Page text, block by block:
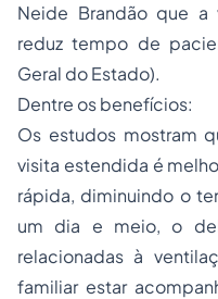
Neide Brandão que a
reduz tempo de
Geral do Estado).
Dentre os benefícios:
Os estudos mostram
visita estendida é
rápida, diminuindo o
um dia e meio, o
relacionadas à
familiar estar